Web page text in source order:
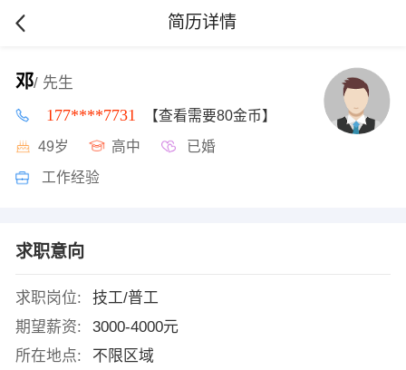
简历详情
邓/ 先生
177****7731 【查看需要80金币】
49岁 高中 已婚
工作经验
求职意向
求职岗位:
技工/普工
期望薪资:
3000-4000元
所在地点:
不限区域